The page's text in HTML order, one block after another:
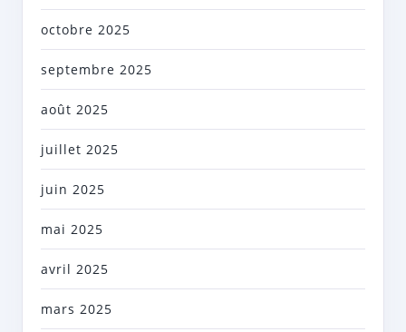
octobre 2025
septembre 2025
août 2025
juillet 2025
juin 2025
mai 2025
avril 2025
mars 2025